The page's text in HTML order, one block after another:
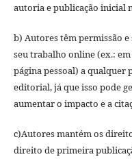
autoria e publicação inicial
b) Autores têm permissão
seu trabalho online (ex.:
página pessoal) a qualquer
editorial, já que isso pode
aumentar o impacto e a
c)Autores mantém os
direito de primeira